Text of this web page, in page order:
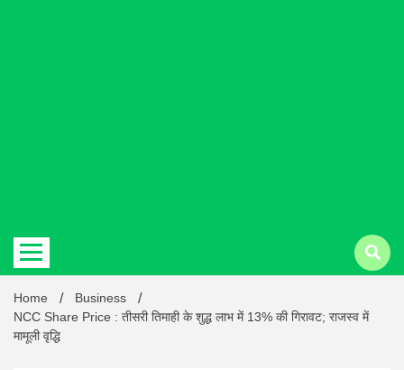
Latest
Home
Business
NCC Share Price : तीसरी तिमाही के शुद्ध लाभ में 13% की गिरावट; राजस्व में
मामूली वृद्धि